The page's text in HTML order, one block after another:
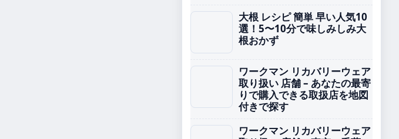
大根 レシピ 簡単 早い人気10
選！5〜10分で味しみしみ大
根おかず
ワークマン リカバリーウェア
取り扱い 店舗 – あなたの最寄
りで購入できる取扱店を地図
付きで探す
ワークマン リカバリーウェア